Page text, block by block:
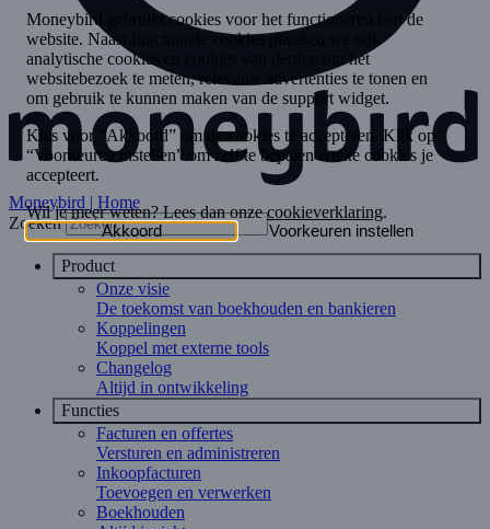
Moneybird | Home
Zoeken
Product
Onze visie
De toekomst van boekhouden en bankieren
Koppelingen
Koppel met externe tools
Changelog
Altijd in ontwikkeling
Functies
Facturen en offertes
Versturen en administreren
Inkoopfacturen
Toevoegen en verwerken
Boekhouden